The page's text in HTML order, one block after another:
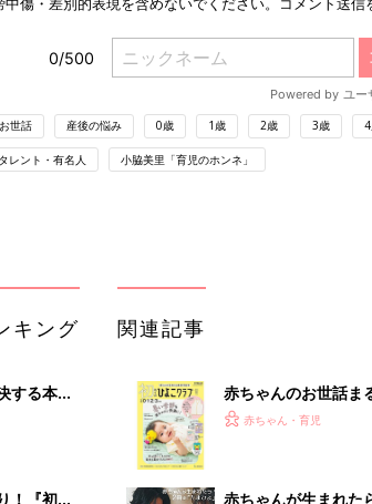
世話 産後の悩み 0歳 1歳 2歳 3歳
タレント・有名人 小脇美里「育児のホンネ」
キング
する本
～2才
！『初め
関連記事
赤ちゃんのお世話ま
てのひよこクラブ 夏
解決テク
赤ちゃん・育児
赤ちゃんが生まれた